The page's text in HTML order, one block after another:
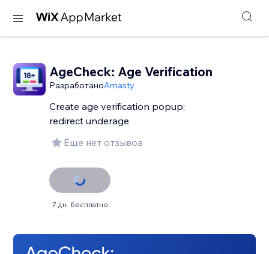
AgeCheck: Age Verification
РазработаноAmasty
Create age verification popup;
redirect underage
Еще нет отзывов
7 дн. бесплатно